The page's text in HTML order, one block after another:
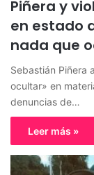
Piñera y
en estado
nada que
Sebastián Piñera
ocultar» en
denuncias de…
Leer más »